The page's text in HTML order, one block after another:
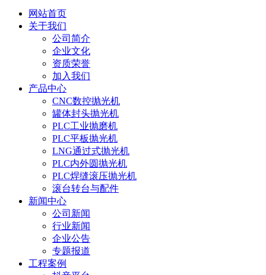
网站首页
关于我们
公司简介
企业文化
资质荣誉
加入我们
产品中心
CNC数控抛光机
罐体封头抛光机
PLC工业抛磨机
PLC平板抛光机
LNG通过式抛光机
PLC内外圆抛光机
PLC焊缝滚压抛光机
滚台转台与配件
新闻中心
公司新闻
行业新闻
企业公告
专题报道
工程案例